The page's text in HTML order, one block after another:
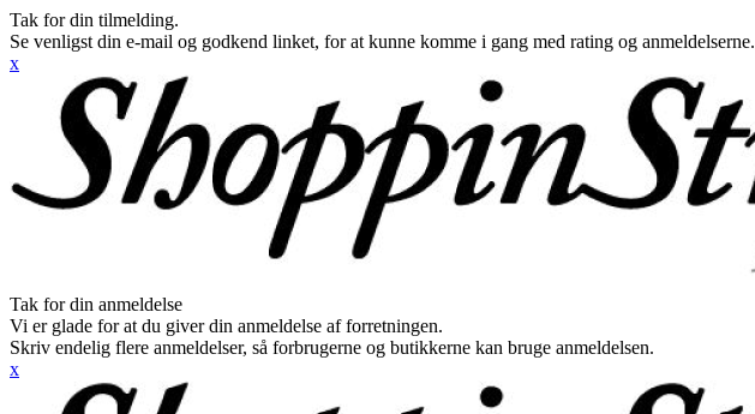
Tak for din tilmelding.
Se venligst din e-mail og godkend linket, for at kunne komme i gang med rating og anmeldelserne.
x
Tak for din anmeldelse
Vi er glade for at du giver din anmeldelse af forretningen.
Skriv endelig flere anmeldelser, så forbrugerne og butikkerne kan bruge anmeldelsen.
x